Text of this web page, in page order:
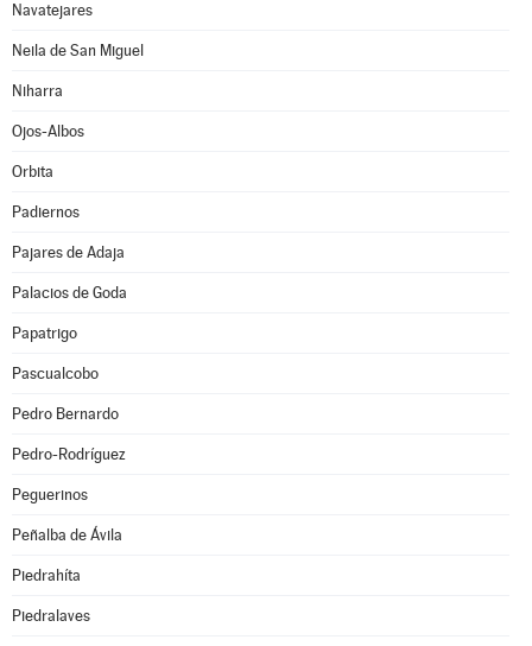
Navatejares
Neila de San Miguel
Niharra
Ojos-Albos
Orbita
Padiernos
Pajares de Adaja
Palacios de Goda
Papatrigo
Pascualcobo
Pedro Bernardo
Pedro-Rodríguez
Peguerinos
Peñalba de Ávila
Piedrahíta
Piedralaves